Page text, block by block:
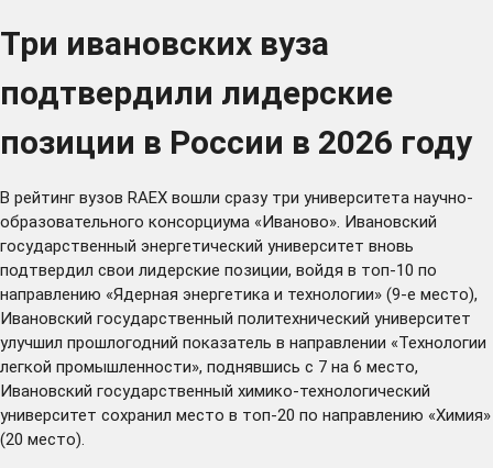
Три ивановских вуза
подтвердили лидерские
позиции в России в 2026 году
В рейтинг вузов RAEX вошли сразу три университета научно-
образовательного консорциума «Иваново». Ивановский
государственный энергетический университет вновь
подтвердил свои лидерские позиции, войдя в топ-10 по
направлению «Ядерная энергетика и технологии» (9-е место),
Ивановский государственный политехнический университет
улучшил прошлогодний показатель в направлении «Технологии
легкой промышленности», поднявшись с 7 на 6 место,
Ивановский государственный химико-технологический
университет сохранил место в топ-20 по направлению «Химия»
(20 место).